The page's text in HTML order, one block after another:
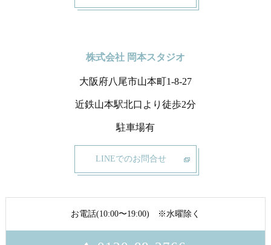
株式会社 岡本スタジオ
大阪府八尾市山本町1-8-27
近鉄山本駅北口より徒歩2分
駐車場有
LINEでのお問合せ
お電話(10:00〜19:00) ※水曜除く